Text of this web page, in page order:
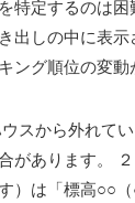
特定するのは
出しの中に表
ング順位の変
スから外れて
があります。
）は「標高○○